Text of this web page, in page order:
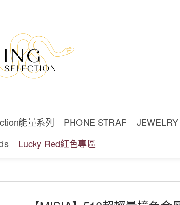
能量系列 PHONE STRAP JEWELRY
Lucky Red紅色專區